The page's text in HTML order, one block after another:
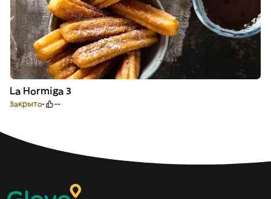
La Hormiga 3
Закрыто --